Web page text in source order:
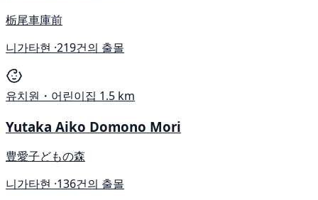
栃尾車庫前
니가타현 ·219건의 출몰
유치원・어린이집 1.5 km
Yutaka Aiko Domono Mori
豊愛子どもの森
니가타현 ·136건의 출몰